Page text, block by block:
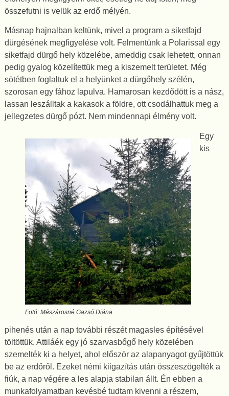
összefutni is velük az erdő mélyén.
Másnap hajnalban keltünk, mivel a program a siketfajd
dürgésének megfigyelése volt. Felmentünk a Polarissal egy
siketfajd dürgő hely közelébe, ameddig csak lehetett, onnan
pedig gyalog közelítettük meg a kiszemelt területet. Még
sötétben foglaltuk el a helyünket a dürgőhely szélén,
szorosan egy fához lapulva. Hamarosan kezdődött is a nász,
lassan leszálltak a kakasok a földre, ott csodálhattuk meg a
jellegzetes dürgő pózt. Nem mindennapi élmény volt.
Fotó: Mészárosné Gazsó Diána
Egy
kis
pihenés után a nap további részét magasles építésével
töltöttük. Attiláék egy jó szarvasbőgő hely közelében
szemelték ki a helyet, ahol először az alapanyagot gyűjtöttük
be az erdőről. Ezeket némi kiigazítás után összeszögelték a
fiúk, a nap végére a les alapja stabilan állt. Én ebben a
munkafolyamatban kevésbé tudtam kivenni a részem,